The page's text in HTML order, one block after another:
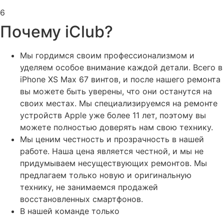
6
Почему iClub?
Мы гордимся своим профессионализмом и
уделяем особое внимание каждой детали. Всего в
iPhone XS Max 67 винтов, и после нашего ремонта
вы можете быть уверены, что они останутся на
своих местах. Мы специализируемся на ремонте
устройств Apple уже более 11 лет, поэтому вы
можете полностью доверять нам свою технику.
Мы ценим честность и прозрачность в нашей
работе. Наша цена является честной, и мы не
придумываем несуществующих ремонтов. Мы
предлагаем только новую и оригинальную
технику, не занимаемся продажей
восстановленных смартфонов.
В нашей команде только